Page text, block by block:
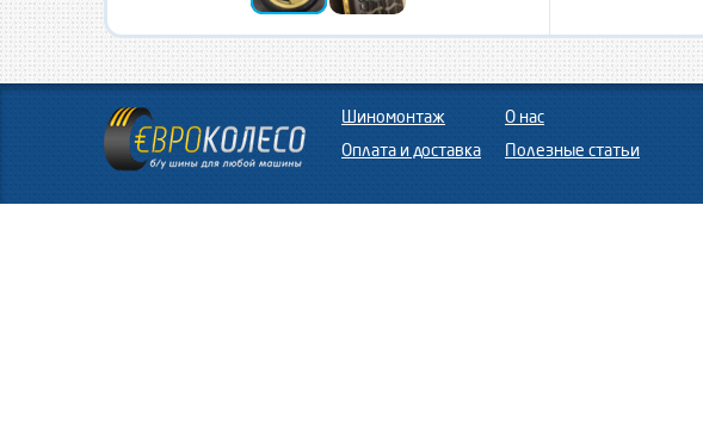
Шиномонтаж
Оплата и доставка
О нас
Полезные статьи